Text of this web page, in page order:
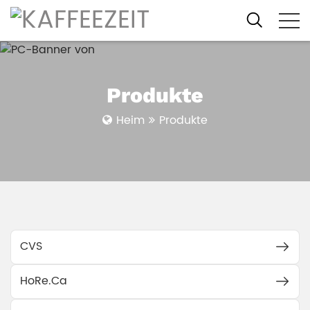
Produkte
Heim Produkte
CVS
HoRe.Ca